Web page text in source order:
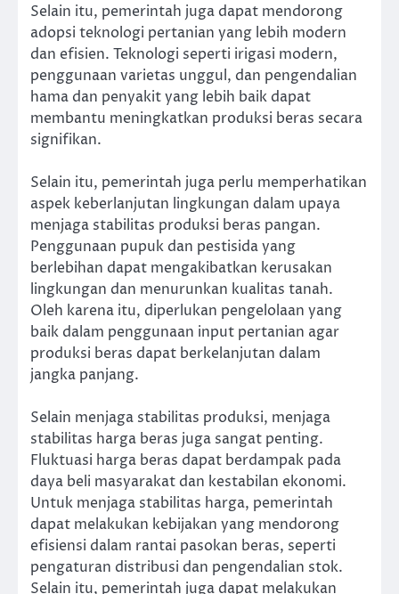
Selain itu, pemerintah juga dapat mendorong
adopsi teknologi pertanian yang lebih modern
dan efisien. Teknologi seperti irigasi modern,
penggunaan varietas unggul, dan pengendalian
hama dan penyakit yang lebih baik dapat
membantu meningkatkan produksi beras secara
signifikan.
Selain itu, pemerintah juga perlu memperhatikan
aspek keberlanjutan lingkungan dalam upaya
menjaga stabilitas produksi beras pangan.
Penggunaan pupuk dan pestisida yang
berlebihan dapat mengakibatkan kerusakan
lingkungan dan menurunkan kualitas tanah.
Oleh karena itu, diperlukan pengelolaan yang
baik dalam penggunaan input pertanian agar
produksi beras dapat berkelanjutan dalam
jangka panjang.
Selain menjaga stabilitas produksi, menjaga
stabilitas harga beras juga sangat penting.
Fluktuasi harga beras dapat berdampak pada
daya beli masyarakat dan kestabilan ekonomi.
Untuk menjaga stabilitas harga, pemerintah
dapat melakukan kebijakan yang mendorong
efisiensi dalam rantai pasokan beras, seperti
pengaturan distribusi dan pengendalian stok.
Selain itu, pemerintah juga dapat melakukan